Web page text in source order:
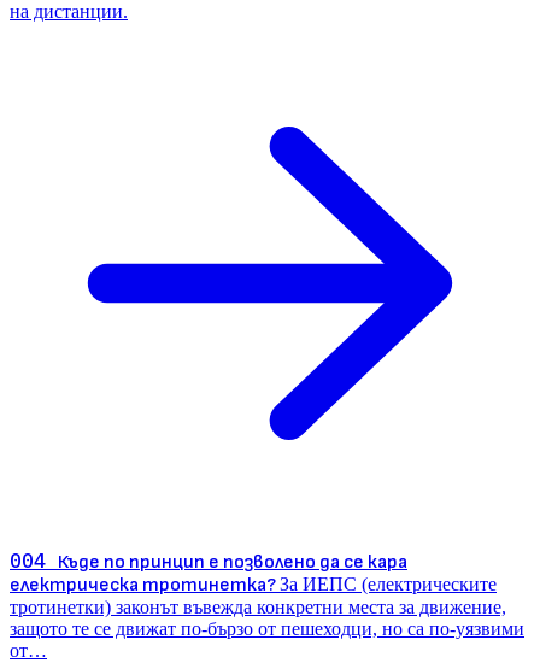
на дистанции.
004 Къде по принцип е позволено да се кара
електрическа тротинетка?За ИЕПС (електрическите
тротинетки) законът въвежда конкретни места за движение,
защото те се движат по-бързо от пешеходци, но са по-уязвими
от…